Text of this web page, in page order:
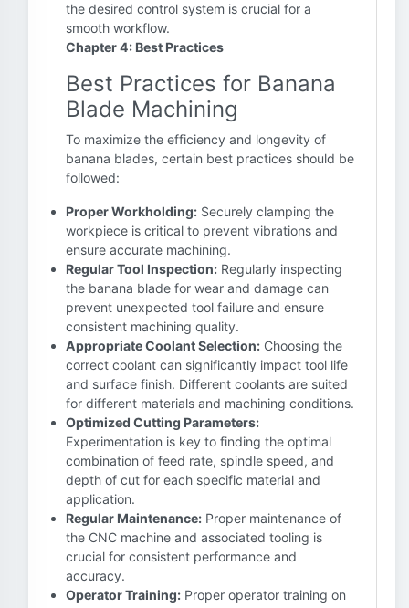
the desired control system is crucial for a
smooth workflow.
Chapter 4: Best Practices
Best Practices for Banana
Blade Machining
To maximize the efficiency and longevity of
banana blades, certain best practices should be
followed:
Proper Workholding: Securely clamping the
workpiece is critical to prevent vibrations and
ensure accurate machining.
Regular Tool Inspection: Regularly inspecting
the banana blade for wear and damage can
prevent unexpected tool failure and ensure
consistent machining quality.
Appropriate Coolant Selection: Choosing the
correct coolant can significantly impact tool life
and surface finish. Different coolants are suited
for different materials and machining conditions.
Optimized Cutting Parameters:
Experimentation is key to finding the optimal
combination of feed rate, spindle speed, and
depth of cut for each specific material and
application.
Regular Maintenance: Proper maintenance of
the CNC machine and associated tooling is
crucial for consistent performance and
accuracy.
Operator Training: Proper operator training on